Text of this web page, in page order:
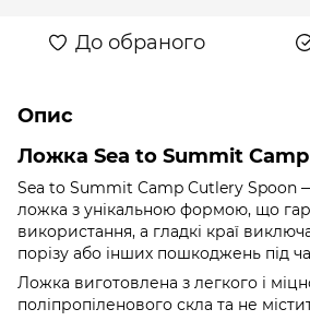
До обраного
Опис
Ложка Sea to Summit
Sea to Summit Camp Cutlery Spoon
ложка з унікальною формою, що
використання, а гладкі краї
порізу або інших пошкоджень під
Ложка виготовлена з легкого і
поліпропіленового скла та не